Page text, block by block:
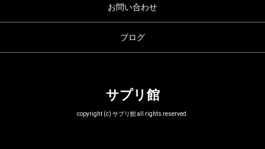
お問い合わせ
ブログ
サプリ館
copyright (c) サプリ館 all rights reserved.